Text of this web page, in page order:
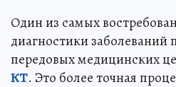
Один из самых
диагностики заболеваний
передовых медицинских
КТ. Это более точная